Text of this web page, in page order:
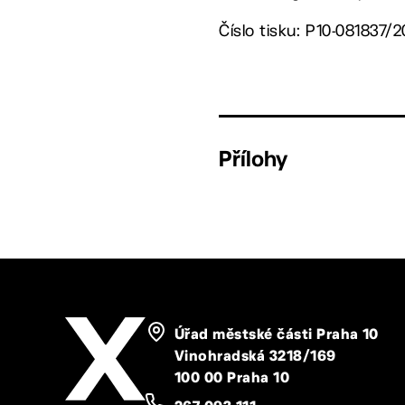
Číslo tisku: P10-081837/
Přílohy
Úřad městské části Praha 10
Vinohradská 3218/169
100 00 Praha 10